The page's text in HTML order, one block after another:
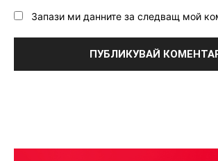
Запази ми данните за следващ мой